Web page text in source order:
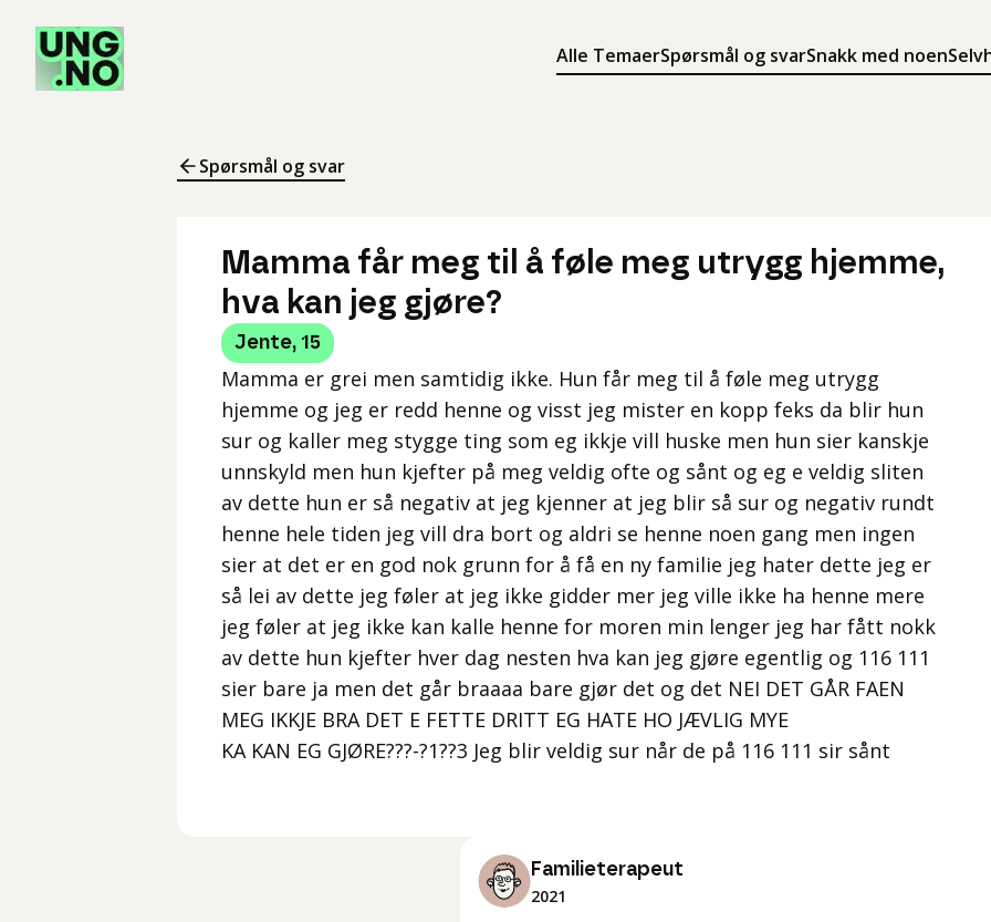
Alle TemaerSpørsmål og svarSnakk med noen
Søk
Meny
Spørsmål og svar
Mamma får meg til å føle meg utrygg hjemme,
hva kan jeg gjøre?
Jente, 15
Mamma er grei men samtidig ikke. Hun får meg til å føle meg utrygg
hjemme og jeg er redd henne og visst jeg mister en kopp feks da blir hun
sur og kaller meg stygge ting som eg ikkje vill huske men hun sier kanskje
unnskyld men hun kjefter på meg veldig ofte og sånt og eg e veldig sliten
av dette hun er så negativ at jeg kjenner at jeg blir så sur og negativ rundt
henne hele tiden jeg vill dra bort og aldri se henne noen gang men ingen
sier at det er en god nok grunn for å få en ny familie jeg hater dette jeg er
så lei av dette jeg føler at jeg ikke gidder mer jeg ville ikke ha henne mere
jeg føler at jeg ikke kan kalle henne for moren min lenger jeg har fått nokk
av dette hun kjefter hver dag nesten hva kan jeg gjøre egentlig og 116 111
sier bare ja men det går braaaa bare gjør det og det NEI DET GÅR FAEN
MEG IKKJE BRA DET E FETTE DRITT EG HATE HO JÆVLIG MYE
KA KAN EG GJØRE???-?1??3 Jeg blir veldig sur når de på 116 111 sir sånt
Familieterapeut
2021